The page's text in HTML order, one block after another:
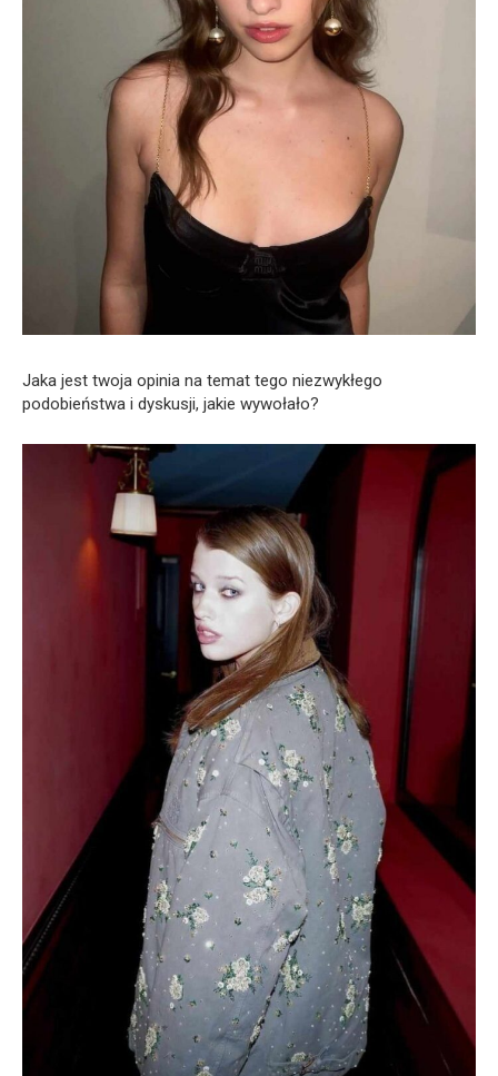
Jaka jest twoja opinia na temat tego niezwykłego
podobieństwa i dyskusji, jakie wywołało?